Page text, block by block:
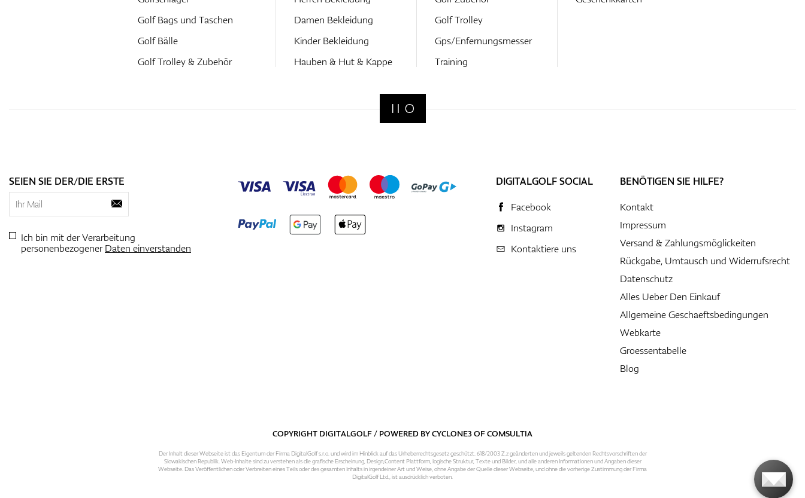
Golf Bags und Taschen
Golf Bälle
Golf Trolley & Zubehör
Damen Bekleidung
Kinder Bekleidung
Hauben & Hut & Kappe
Golf Trolley
Gps/Enfernungsmesser
Training
SEIEN SIE DER/DIE ERSTE
Ich bin mit der Verarbeitung
personenbezogenerDaten einverstanden
DIGITALGOLF SOCIAL
Facebook
Instagram
Kontaktiere uns
BENÖTIGEN SIE HILFE?
Kontakt
Impressum
Versand & Zahlungsmöglickeiten
Rückgabe, Umtausch und Widerrufsrecht
Datenschutz
Alles Ueber Den Einkauf
Allgemeine Geschaeftsbedingungen
Webkarte
Groessentabelle
Blog
COPYRIGHT DIGITALGOLF / POWERED BYCYCLONE3OFCOMSULTIA
Der Inhalt dieser Webseite ist das Eigentum der Firma DigitalGolf s.r.o. und wird im Hinblick auf das Urheberrechtsgesetz geschützt. 618/2003 Z.z geänderten und jeweils geltenden Rechtsvorschriften der
Slowakischen Republik. Web-Inhalte sind zu verstehen als die grafische Erscheinung, Design,Content Plattform, logische Struktur, Texte und Bilder, und alle anderen Informationen und Angaben dieser
Webseite. Das Veröffentlichen oder Verbreiten eines Teils oder des gesamten Inhalts in irgendeiner Art und Weise, ohne Angabe der Quelle dieser Webseite, und ohne die vorherige Zustimmung der Firma
DigitalGolf Ltd., ist ausdrücklich verboten.